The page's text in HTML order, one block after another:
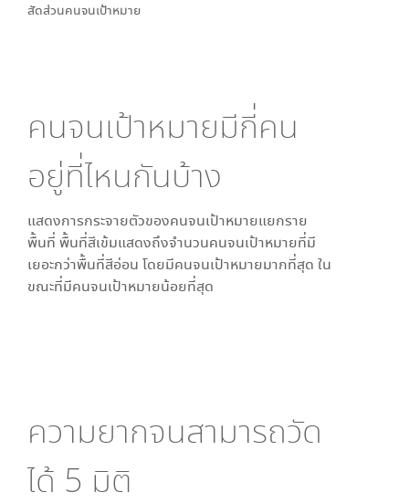
สัดส่วนคนจนเป้าหมาย
คนจนเป้าหมายมีกี่คน
อยู่ที่ไหนกันบ้าง
แสดงการกระจายตัวของคนจนเป้าหมายแยกราย
พื้นที่ พื้นที่สีเข้มแสดงถึงจำนวนคนจนเป้าหมายที่มี
เยอะกว่าพื้นที่สีอ่อน โดยมีคนจนเป้าหมายมากที่สุด ใน
ขณะที่มีคนจนเป้าหมายน้อยที่สุด
ความยากจนสามารถวัด
ได้ 5 มิติ